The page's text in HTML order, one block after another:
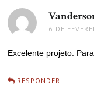
6 DE
Excelente projeto.
RESPONDER